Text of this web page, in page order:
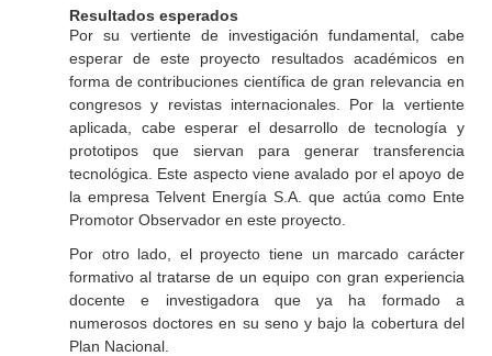
Resultados esperados
Por su vertiente de investigación fundamental, cabe
esperar de este proyecto resultados académicos en
forma de contribuciones científica de gran relevancia en
congresos y revistas internacionales. Por la vertiente
aplicada, cabe esperar el desarrollo de tecnología y
prototipos que siervan para generar transferencia
tecnológica. Este aspecto viene avalado por el apoyo de
la empresa Telvent Energía S.A. que actúa como Ente
Promotor Observador en este proyecto.
Por otro lado, el proyecto tiene un marcado carácter
formativo al tratarse de un equipo con gran experiencia
docente e investigadora que ya ha formado a
numerosos doctores en su seno y bajo la cobertura del
Plan Nacional.